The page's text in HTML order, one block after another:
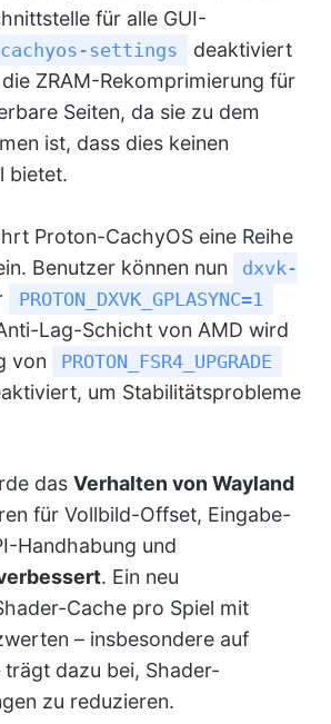
für alle GUI-
cachyos-settings
deaktiviert
ZRAM-Rekomprimierung für
Seiten, da sie zu dem
ist, dass dies keinen
bietet.
Proton-CachyOS eine Reihe
Benutzer können nun
dxvk-
PROTON_DXVK_GPLASYNC=1
Lag-Schicht von AMD wird
von
PROTON_FSR4_UPGRADE
um Stabilitätsprobleme
das Verhalten von Wayland
für Vollbild-Offset, Eingabe-
Handhabung und
. Ein neu
Cache pro Spiel mit
– insbesondere auf
trägt dazu bei, Shader-
zu reduzieren.